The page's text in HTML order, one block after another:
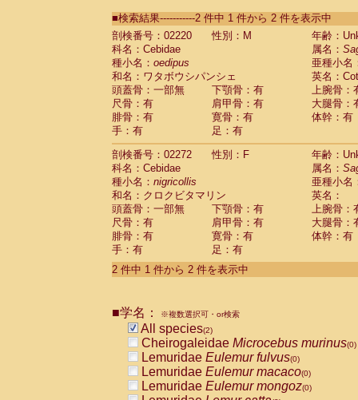
CebidaeSaguinus labiatus(0)
Cebidae Saguinus leucopus (0)
Cebidae
Cebidae
CebidaeSaguinus nigricollis (1)
Cebidae Saguinus oedipus
Cebidae Saguinus weddelli
Cebidae Saguinusspp.
Cebidae Aotus trivirgatus
Cebidae Cebus albifrons
Cebidae
CebidaeCebus capucinus
CebidaeCebus nigrivittatus
Cebidae Cebusspp.(0)
Cebidae Saimiri boliviensis
Cebidae Saimiri sciureus
Atelidae Alouatta caraya
AtelidaeAlouatta fusca
AtelidaeAlouatta seniculus
AtelidaeAteles belzebuth
AtelidaeAteles geoffroyi
AtelidaeAteles paniscus(0)
AtelidaeAtelesspp. (0)
AtelidaeLagothrix lagothricha
AtelidaeLagothrix lagothricha cana
PitheciidaeCacajao calvus
■検索結果-----------2 件中 1 件から 2 件を表示中
剖検番号：02220
性別：M
年齢：
科名：Cebidae
属名：
種小名： oedipus
亜種小名
和名：ワタボウシパンシェ
英名：
頭蓋骨：一部無
下顎骨：有
上腕骨：
尺骨：有
肩甲骨：有
大腿骨：
腓骨：有
寛骨：有
体幹：有
手：有
足：有
剖検番号：02272
性別：F
年齢：
科名：Cebidae
属名：
種小名： nigricollis
亜種小名
和名：クロクビタマリン
英名：
頭蓋骨：一部無
下顎骨：有
上腕骨：
尺骨：有
肩甲骨：有
大腿骨：
腓骨：有
寛骨：有
体幹：有
手：有
足：有
2 件中 1 件から 2 件を表示中
■学名： ※複数選択可・or検索
All species(2)
Cheirogaleidae Microcebus murinus(0)
Lemuridae Eulemur fulvus(0)
Lemuridae Eulemur macaco(0)
Lemuridae Eulemur mongoz(0)